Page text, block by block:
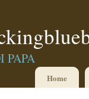
PAPA
Home